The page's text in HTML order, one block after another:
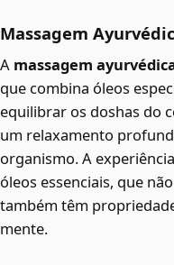
Massagem
A massagem
que combina óleos
equilibrar os doshas do
um relaxamento
organismo. A
óleos essenciais, que
também têm
mente.